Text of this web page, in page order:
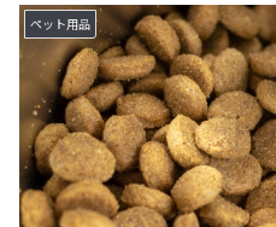
ペット用品